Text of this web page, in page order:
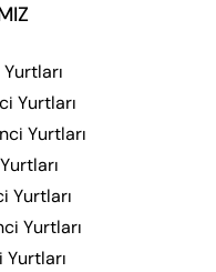
Yurtları
Yurtları
Yurtları
Yurtları